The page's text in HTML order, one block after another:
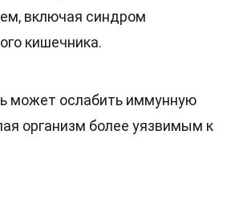
включая синдром
кишечника.
может ослабить иммунную
организм более уязвимым к